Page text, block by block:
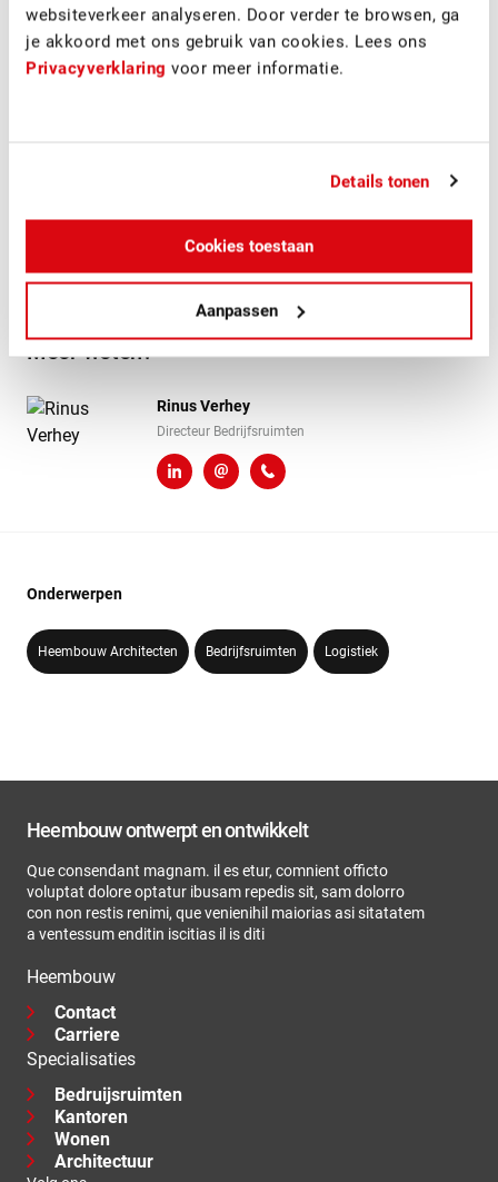
websiteverkeer analyseren. Door verder te browsen, ga
je akkoord met ons gebruik van cookies. Lees ons
Privacyverklaring voor meer informatie.
Details tonen
Cookies toestaan
Aanpassen
funding financieren. Nabuurs heeft hiertoe een langjarig
huurcommitment afgegeven. Met deze aankoop heeft abrdn
haar tweede DC verworven op Regionaal Bedrijvenpark
bijgestaan door CMS en commercieel door INDUSTRIAL
abrdn werd juridisch bijgestaan door Van Doorne.
Meer weten?
Rinus Verhey
Directeur Bedrijfsruimten
LinkedInr.verhey@heembouw.nl
071 - 332 00 50
Onderwerpen
Heembouw Architecten Bedrijfsruimten Logistiek
Heembouw ontwerpt en ontwikkelt
Que consendant magnam. il es etur, comnient officto
voluptat dolore optatur ibusam repedis sit, sam dolorro
con non restis renimi, que venienihil maiorias asi sitatatem
a ventessum enditin iscitias il is diti
Heembouw
Contact
Carriere
Specialisaties
Bedruijsruimten
Kantoren
Wonen
Architectuur